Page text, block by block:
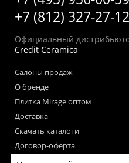
+7 (812) 327-27-12
Официальный
Credit Ceramica
Салоны продаж
О бренде
Плитка Mirage оптом
Доставка
Скачать каталоги
Договор-оферта
Пользовательское соглашение